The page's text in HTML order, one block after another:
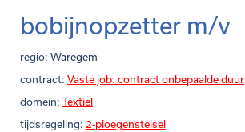
bobijnopzetter m/v
regio: Waregem
contract: Vaste job: contract onbepaalde duur
domein: Textiel
tijdsregeling: 2-ploegenstelsel